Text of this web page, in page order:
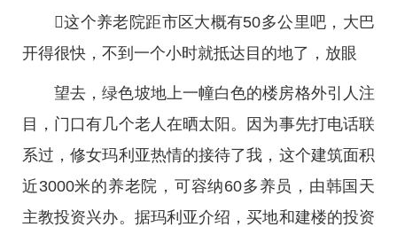
这个养老院距市区大概有50多公里吧，大巴
开得很快，不到一个小时就抵达目的地了，放眼
望去，绿色坡地上一幢白色的楼房格外引人注
目，门口有几个老人在晒太阳。因为事先打电话联
系过，修女玛利亚热情的接待了我，这个建筑面积
近3000米的养老院，可容纳60多养员，由韩国天
主教投资兴办。据玛利亚介绍，买地和建楼的投资